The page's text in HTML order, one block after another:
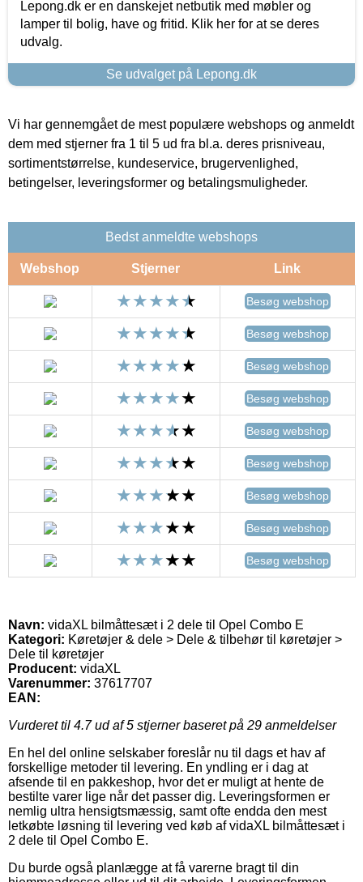
Lepong.dk er en danskejet netbutik med møbler og
lamper til bolig, have og fritid. Klik her for at se deres
udvalg.
Se udvalget på Lepong.dk
Vi har gennemgået de mest populære webshops og anmeldt
dem med stjerner fra 1 til 5 ud fra bl.a. deres prisniveau,
sortimentstørrelse, kundeservice, brugervenlighed,
betingelser, leveringsformer og betalingsmuligheder.
Bedst anmeldte webshops
Webshop Stjerner Link
Besøg webshop
Besøg webshop
Besøg webshop
Besøg webshop
Besøg webshop
Besøg webshop
Besøg webshop
Besøg webshop
Besøg webshop
Navn: vidaXL bilmåttesæt i 2 dele til Opel Combo E
Kategori: Køretøjer & dele > Dele & tilbehør til køretøjer >
Dele til køretøjer
Producent: vidaXL
Varenummer: 37617707
EAN:
Vurderet til 4.7ud af 5 stjerner baseret på 29 anmeldelser
En hel del online selskaber foreslår nu til dags et hav af
forskellige metoder til levering. En yndling er i dag at
afsende til en pakkeshop, hvor det er muligt at hente de
bestilte varer lige når det passer dig. Leveringsformen er
nemlig ultra hensigtsmæssig, samt ofte endda den mest
letkøbte løsning til levering ved køb af vidaXL bilmåttesæt i
2 dele til Opel Combo E.
Du burde også planlægge at få varerne bragt til din